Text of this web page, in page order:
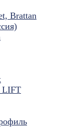
Brattan
LIFT